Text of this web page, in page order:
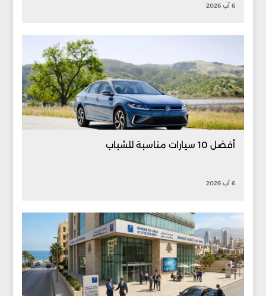
6 آب 2026
أفضل 10 سيارات مناسبة للشباب
6 آب 2026